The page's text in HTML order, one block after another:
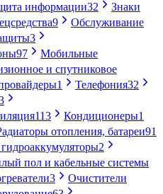
информации32
Знаки
9
Обслуживание
3
97
Мобильные
и спутниковое
1 Телефония32
113 Кондиционеры1
отопления, батареи91
2
пол и кабельные системы
3
Очистители